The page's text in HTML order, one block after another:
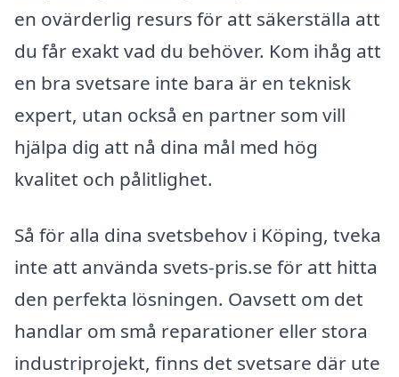
en ovärderlig resurs för att säkerställa att
du får exakt vad du behöver. Kom ihåg att
en bra svetsare inte bara är en teknisk
expert, utan också en partner som vill
hjälpa dig att nå dina mål med hög
kvalitet och pålitlighet.
Så för alla dina svetsbehov i Köping, tveka
inte att använda svets-pris.se för att hitta
den perfekta lösningen. Oavsett om det
handlar om små reparationer eller stora
industriprojekt, finns det svetsare där ute